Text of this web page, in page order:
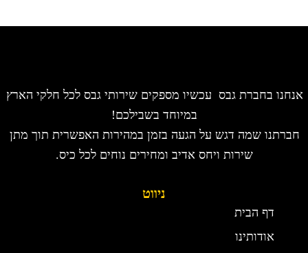
אנחנו בחברת גבס עכשיו מספקים שירותי גבס לכל חלקי הארץ
במיוחד בשבילכם!
חברתנו שמה דגש על הגעה בזמן במהירות האפשרית תוך מתן
שירות ויחס אדיב ומחירים נוחים לכל כיס.
ניווט
דף הבית
אודותינו